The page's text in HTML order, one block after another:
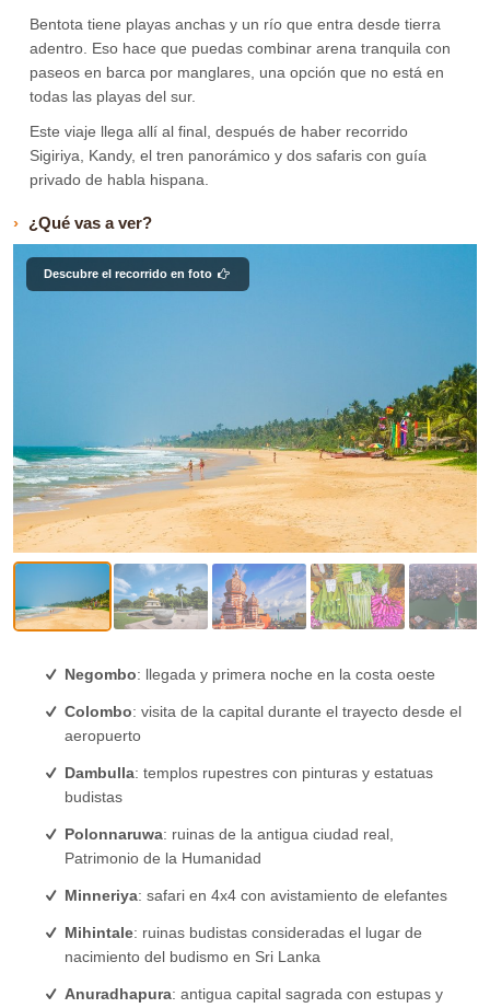
Bentota tiene playas anchas y un río que entra desde tierra
adentro. Eso hace que puedas combinar arena tranquila con
paseos en barca por manglares, una opción que no está en
todas las playas del sur.
Este viaje llega allí al final, después de haber recorrido
Sigiriya, Kandy, el tren panorámico y dos safaris con guía
privado de habla hispana.
¿Qué vas a ver?
Descubre el recorrido en foto
Negombo: llegada y primera noche en la costa oeste
Colombo: visita de la capital durante el trayecto desde el
aeropuerto
Dambulla: templos rupestres con pinturas y estatuas
budistas
Polonnaruwa: ruinas de la antigua ciudad real,
Patrimonio de la Humanidad
Minneriya: safari en 4x4 con avistamiento de elefantes
Mihintale: ruinas budistas consideradas el lugar de
nacimiento del budismo en Sri Lanka
Anuradhapura: antigua capital sagrada con estupas y